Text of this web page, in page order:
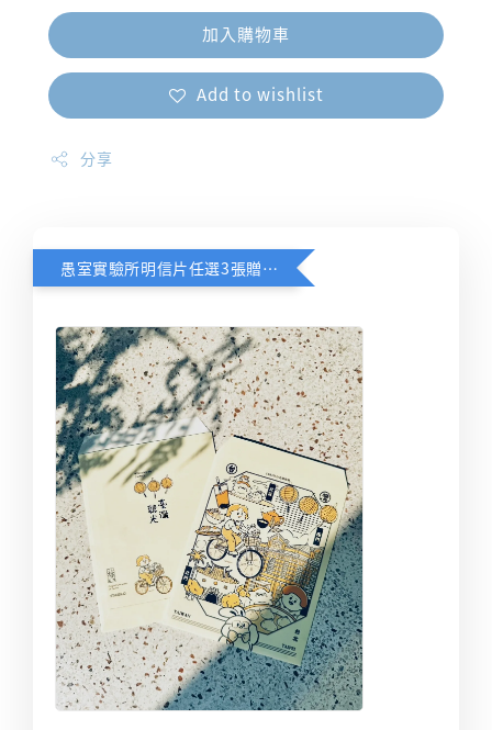
加入購物車
Add to wishlist
分享
愚室實驗所明信片任選3張贈送限定台北觀光信封